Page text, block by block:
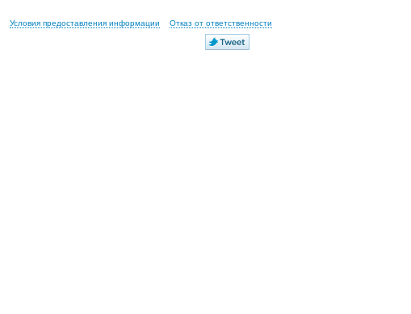
Условия предоставления информации Отказ от ответственности